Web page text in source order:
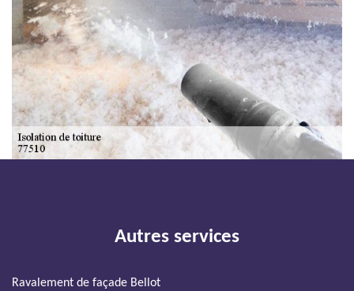
Autres services
Ravalement de façade Bellot